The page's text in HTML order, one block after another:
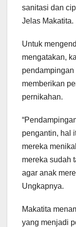
sanitasi dan
Jelas Makatita.
Untuk
mengatakan,
memberikan
pernikahan.
pengantin, hal
mereka
mereka sudah
agar anak
Ungkapnya.
Makatita
yang menjadi